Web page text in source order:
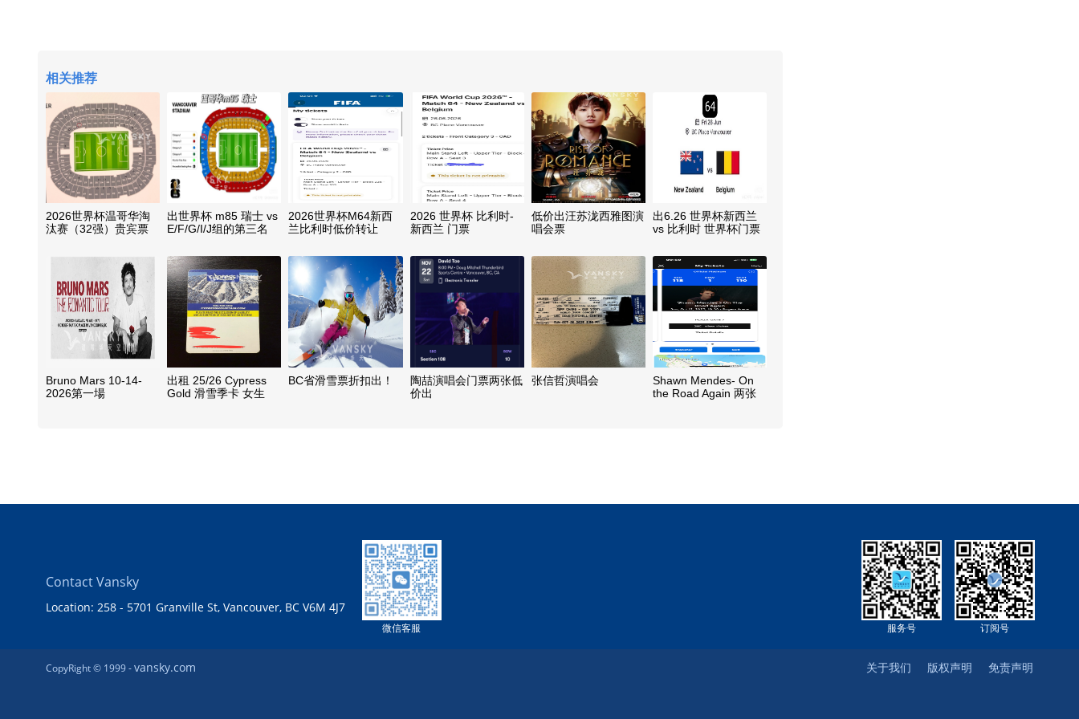
相关推荐
2026世界杯温哥华淘
汰赛（32强）贵宾票
出世界杯 m85 瑞士 vs
E/F/G/I/J组的第三名
2026世界杯M64新西
兰比利时低价转让
2026 世界杯 比利时-
新西兰 门票
低价出汪苏泷西雅图演
唱会票
出6.26 世界杯新西兰
vs 比利时 世界杯门票
Bruno Mars 10-14-
2026第一場
出租 25/26 Cypress
Gold 滑雪季卡 女生
BC省滑雪票折扣出！
陶喆演唱会门票两张低
价出
张信哲演唱会
Shawn Mendes- On
the Road Again 两张
Contact Vansky
Location: 258 - 5701 Granville St, Vancouver, BC V6M 4J7
微信客服 订阅号
服务号
CopyRight © 1999 -vansky.com 免责声明
版权声明
关于我们